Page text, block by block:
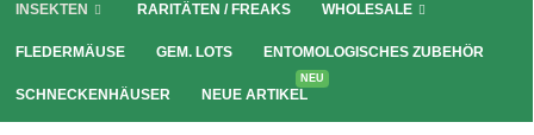
INSEKTEN RARITÄTEN / FREAKS WHOLESALE
FLEDERMÄUSE GEM. LOTS ENTOMOLOGISCHES ZUBEHÖR
SCHNECKENHÄUSER NEUE ARTIKEL
NEU